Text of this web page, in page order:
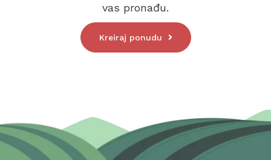
vas pronađu.
Kreiraj ponudu